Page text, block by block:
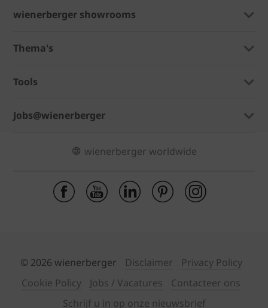
wienerberger showrooms
Thema's
Tools
Jobs@wienerberger
wienerberger worldwide
© 2026 wienerberger Disclaimer
Privacy Policy
Cookie Policy
Jobs / Vacatures
Contacteer ons
Schrijf u in op onze nieuwsbrief